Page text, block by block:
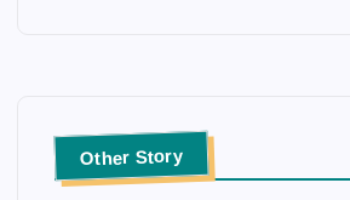
Other Story